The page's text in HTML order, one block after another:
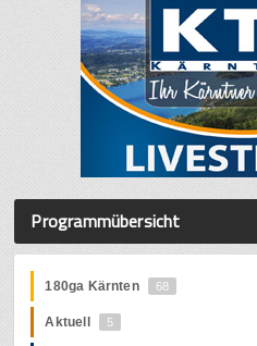
Programmübersicht
180ga Kärnten 68
Aktuell 5